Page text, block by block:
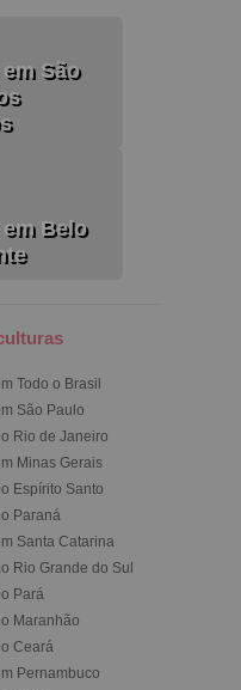
São
Belo
Todo o Brasil
São Paulo
Rio de Janeiro
Minas Gerais
Espírito Santo
Paran
Santa Catarina
Rio Grande do Sul
Par
Maranhão
Cear
Pernambuco